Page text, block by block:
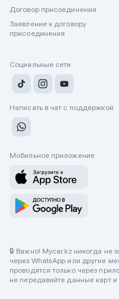
Договор присоединения
Заявление к договору
присоединения
Социальные сети
Написать в чат с поддержкой
Мобильное приложение
🔒 Важно! Mycar.kz никогда не
через WhatsApp или другие
проводятся только через
не передавайте данные карт